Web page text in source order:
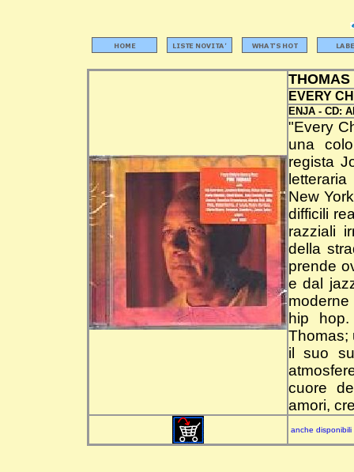
THOMAS
EVERY
ENJA - CD:
"Every
una
regista
New
difficili
razziali
della
prende
e dal
hip
Thomas;
il suo
cuore
amori,
anche disponibili